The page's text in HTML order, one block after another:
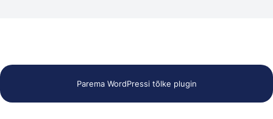
Parema WordPressi tõlke plugin